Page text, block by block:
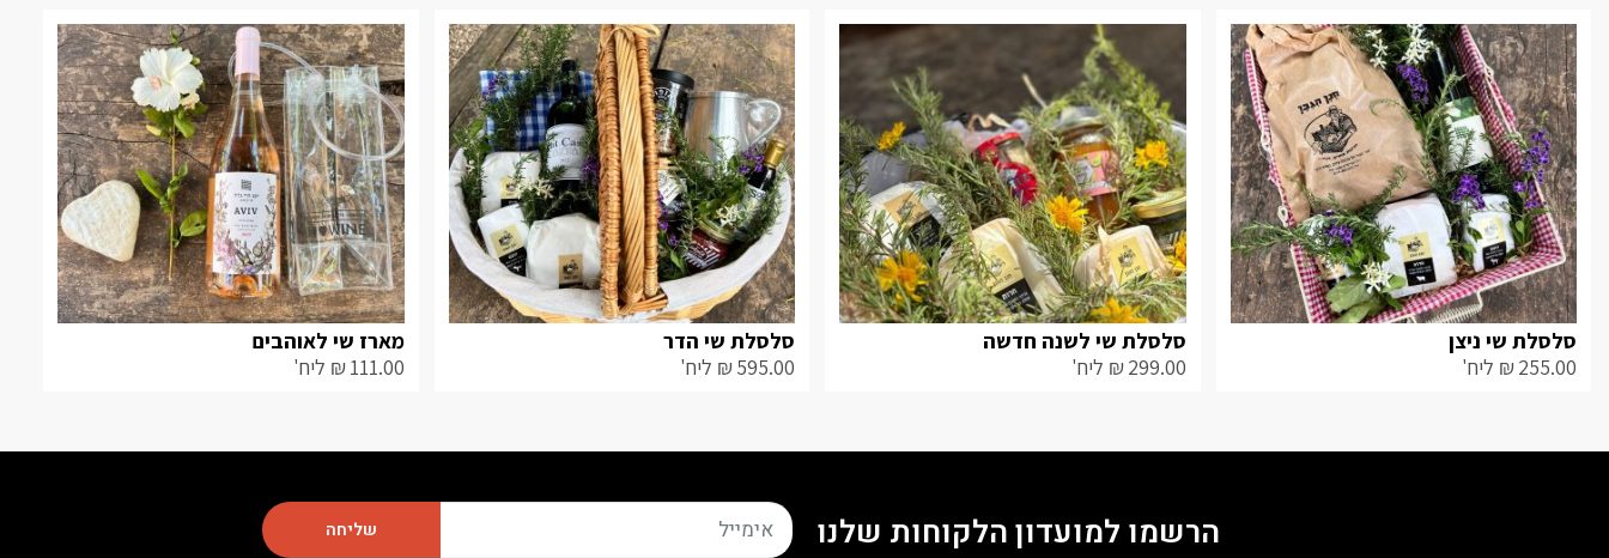
סלסלת שי ניצן
₪255.00 ליח'
סלסלת שי לשנה חדשה
₪299.00 ליח'
סלסלת שי הדר
₪595.00 ליח'
מארז שי לאוהבים
₪111.00 ליח'
הרשמו למועדון הלקוחות שלנו שליחה